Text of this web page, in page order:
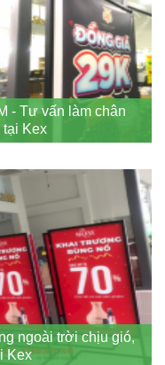
- Tư vấn làm chân
tại Kex
ngoài trời chịu gió,
Kex